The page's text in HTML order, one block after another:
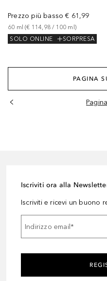
Prezzo più basso € 61,99
60 ml (€ 114,98 / 100 ml )
SOLO ONLINE
SORPRESA
PAGINA
Iscriviti ora alla
Iscriviti e ricevi un buono
Indirizzo email *